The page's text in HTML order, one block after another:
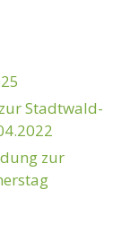
Stadtwald-
zur